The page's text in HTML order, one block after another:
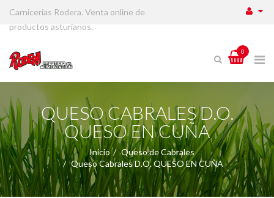
Carnicerias Rodera. Venta online de
productos asturianos.
0
QUESO CABRALES D.O.
QUESO EN CUÑA
Inicio
Queso de Cabrales
Queso Cabrales D.O. QUESO EN CUÑA